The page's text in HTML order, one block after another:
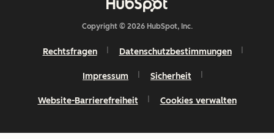
Copyright © 2026 HubSpot, Inc.
Rechtsfragen Datenschutzbestimmungen
Impressum Sicherheit
Website-Barrierefreiheit Cookies verwalten